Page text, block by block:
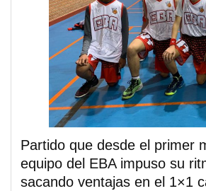
Partido que desde el primer
equipo del EBA impuso su
sacando ventajas en el 1×1